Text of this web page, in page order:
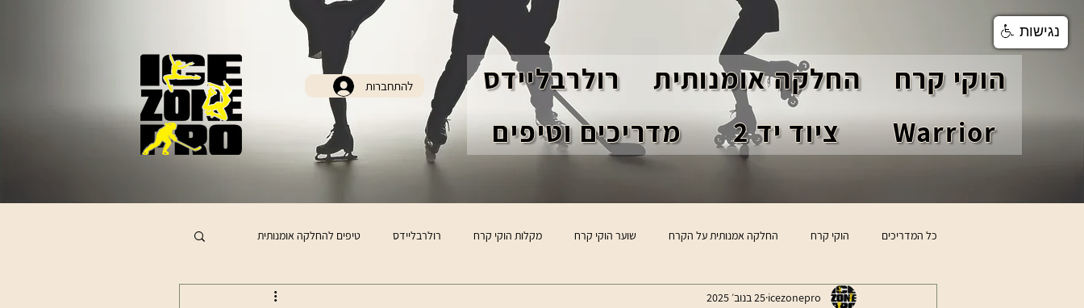
הוקי קרח החלקה אומנותית
רולרבליידס
Warrior
ציוד יד 2 מדריכים וטיפים
להתחברות
כל המדריכים הוקי קרח החלקה אמנותית על הקרח שוער הוקי קרח מקלות הוקי קרח רולרבליידס טיפים להחלקה אומנותית
טיפים לשחקני הוקי סקירת מוצריםicezonepro 25 בנוב׳ 2025
נגישות